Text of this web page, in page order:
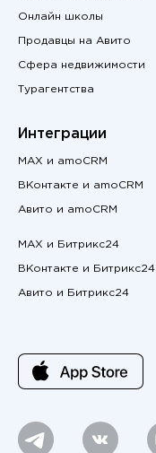
Онлайн школы
Продавцы на Авито
Сфера недвижимости
Турагентства
Интеграции
MAX и amoCRM
ВКонтакте и amoCRM
Авито и amoCRM
MAX и Битрикс24
ВКонтакте и Битрикс24
Авито и Битрикс24